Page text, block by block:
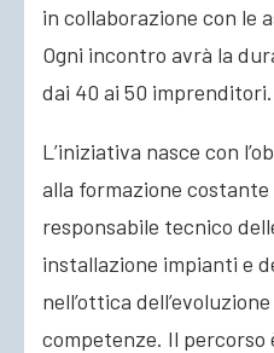
in collaborazione con le
Ogni incontro avrà la
dai 40 ai 50 imprenditori.
L’iniziativa nasce con
alla formazione
responsabile tecnico
installazione impianti e
nell’ottica
competenze. Il